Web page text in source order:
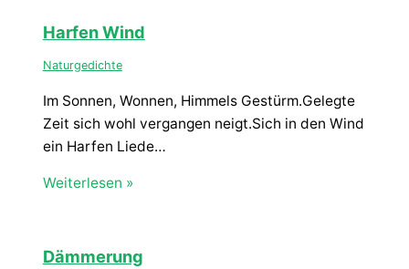
Harfen Wind
Naturgedichte
Im Sonnen, Wonnen, Himmels Gestürm.Gelegte
Zeit sich wohl vergangen neigt.Sich in den Wind
ein Harfen Liede…
Weiterlesen »
Dämmerung